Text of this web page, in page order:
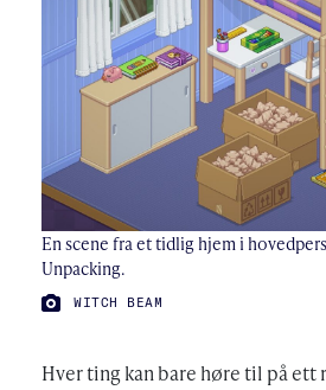
En scene fra et tidlig hjem i
Unpacking.
FOTO:
WITCH BEAM
Hver ting kan bare høre til på ett